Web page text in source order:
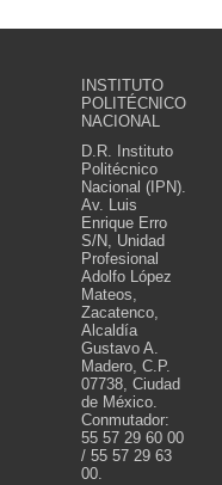
INSTITUTO
POLITÉCNICO
NACIONAL
D.R. Instituto
Politécnico
Nacional (IPN).
Av. Luis
Enrique Erro
S/N, Unidad
Profesional
Adolfo López
Mateos,
Zacatenco,
Alcaldía
Gustavo A.
Madero, C.P.
07738, Ciudad
de México.
Conmutador:
55 57 29 60 00
/ 55 57 29 63
00.